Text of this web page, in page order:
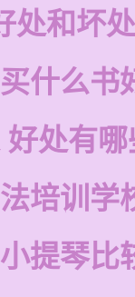
处和坏处
什么书
处有哪
培训学
提琴比